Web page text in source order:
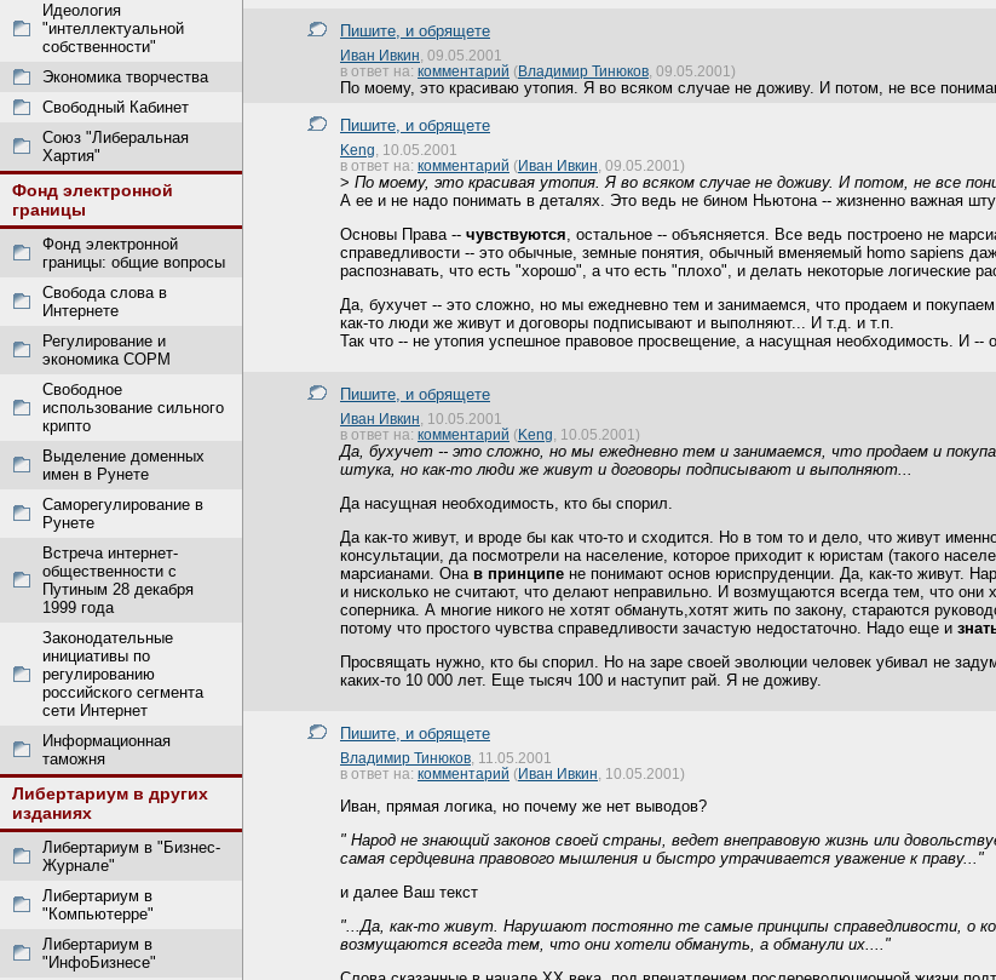
Идеология
"интеллектуальной
собственности"
Экономика творчества
Свободный Кабинет
Союз "Либеральная
Хартия"
Фонд электронной
границы
Фонд электронной
границы: общие вопросы
Свобода слова в
Интернете
Регулирование и
экономика СОРМ
Свободное
использование сильного
крипто
Выделение доменных
имен в Рунете
Саморегулирование в
Рунете
Встреча интернет-
общественности с
Путиным 28 декабря
1999 года
Законодательные
инициативы по
регулированию
российского сегмента
сети Интернет
Информационная
таможня
Либертариум в других
изданиях
Либертариум в "Бизнес-
Журнале"
Либертариум в
"Компьютерре"
Либертариум в
"ИнфоБизнесе"
Пишите, и обрящете
Иван Ивкин , 09.05.2001
в ответ на: комментарий (Владимир Тинюков , 09.05.2001)
По моему, это красиваю утопия. Я во всяком случае не доживу. И потом, не все
Пишите, и обрящете
Keng , 10.05.2001
в ответ на: комментарий (Иван Ивкин , 09.05.2001)
> По моему, это красивая утопия. Я во всяком случае не доживу. И потом, не все
А ее и не надо понимать в деталях. Это ведь не бином Ньютона -- жизненно важная
Основы Права -- чувствуются, остальное -- объясняется. Все ведь построено не
справедливости -- это обычные, земные понятия, обычный вменяемый homo sapiens
распознавать, что есть "хорошо", а что есть "плохо", и делать некоторые логические
Да, бухучет -- это сложно, но мы ежедневно тем и занимаемся, что продаем и
как-то люди же живут и договоры подписывают и выполняют... И т.д. и т.п.
Так что -- не утопия успешное правовое просвещение, а насущная необходимость. И --
Пишите, и обрящете
Иван Ивкин , 10.05.2001
в ответ на: комментарий (Keng , 10.05.2001)
Да, бухучет -- это сложно, но мы ежедневно тем и занимаемся, что продаем и
штука, но как-то люди же живут и договоры подписывают и выполняют...
Да насущная необходимость, кто бы спорил.
Да как-то живут, и вроде бы как что-то и сходится. Но в том то и дело, что живут
консультации, да посмотрели на население, которое приходит к юристам (такого
марсианами. Она в принципе не понимают основ юриспруденции. Да, как-то живут.
и нисколько не считают, что делают неправильно. И возмущаются всегда тем, что
соперника. А многие никого не хотят обмануть,хотят жить по закону, стараются
потому что простого чувства справедливости зачастую недостаточно. Надо еще и
Просвящать нужно, кто бы спорил. Но на заре своей эволюции человек убивал не
каких-то 10 000 лет. Еще тысяч 100 и наступит рай. Я не доживу.
Пишите, и обрящете
Владимир Тинюков , 11.05.2001
в ответ на: комментарий (Иван Ивкин , 10.05.2001)
Иван, прямая логика, но почему же нет выводов?
" Народ не знающий законов своей страны, ведет внеправовую жизнь или
самая сердцевина правового мышления и быстро утрачивается уважение к праву..."
и далее Ваш текст
"...Да, как-то живут. Нарушают постоянно те самые принципы справедливости, о
возмущаются всегда тем, что они хотели обмануть, а обманули их...."